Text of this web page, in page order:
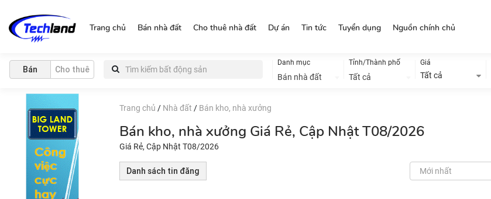
Trang chủ Bán nhà đất Cho thuê nhà đất Dự án Tin tức Tuyển dụng Nguồn chính chủ
Bán Cho thuê
Danh mục
Bán nhà đất
Tỉnh/Thành phố
Tất cả
Giá
Tất cả
Trang chủ / Nhà đất / Bán kho, nhà xưởng
Bán kho, nhà xưởng Giá Rẻ, Cập Nhật T08/2026
Giá Rẻ, Cập Nhật T08/2026
Danh sách tin đăng Mới nhất